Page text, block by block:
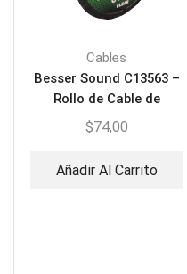
Cables
Besser Sound C13563 –
Rollo de Cable de
Parlante N14
$74,00
Añadir Al Carrito